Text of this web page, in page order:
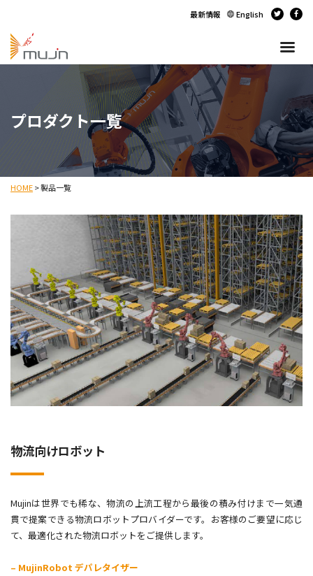
最新情報 English
プロダクト一覧
HOME>製品一覧
物流向けロボット
Mujinは世界でも稀な、物流の上流工程から最後の積み付けまで一気通
貫で提案できる物流ロボットプロバイダーです。お客様のご要望に応じ
て、最適化された物流ロボットをご提供します。
– MujinRobot デパレタイザー